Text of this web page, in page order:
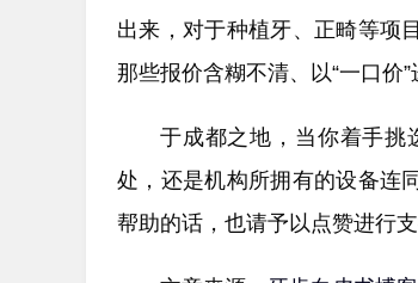
出来，对于种植牙、正畸等项
那些报价含糊不清、以“一口价
于成都之地，当你着手挑
处，还是机构所拥有的设备连
帮助的话，也请予以点赞进行支